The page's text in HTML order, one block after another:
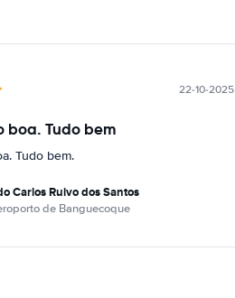
22-10-2025
boa. Tudo bem
Tudo bem.
Carlos Ruivo dos Santos
de Banguecoque